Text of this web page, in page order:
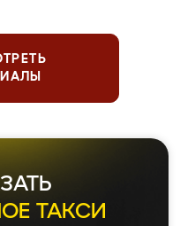
ТАКСИ